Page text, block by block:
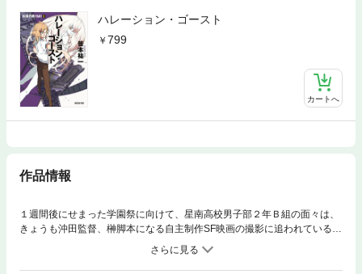
ハレーション・ゴースト
799
カートへ
作品情報
１週間後にせまった学園祭に向けて、星南高校男子部２年Ｂ組の面々は、
きょうも沖田監督、榊脚本になる自主制作SF映画の撮影に追われている。
撮影も山場にさしかかったその日、突如として彼らのいる建物だけを地震
が襲った。ついで理科標本室では剥製の始祖鳥が羽ばたき、大温室にはド